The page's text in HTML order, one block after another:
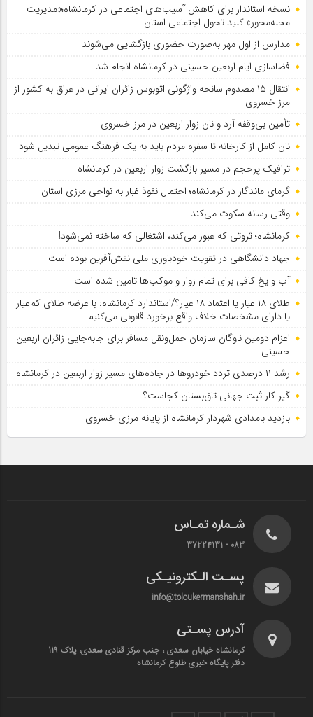
نسخه استاندار برای کاهش آسیب‌های اجتماعی در کرمانشاه؛«مدیریت
محله‌محور» کلید تحول اجتماعی استان
مدارس از اول مهر به‌صورت حضوری بازگشایی می‌شوند
فضاسازی ایام اربعین حسینی در کرمانشاه انجام شد
انتقال ۱۵ مصدوم سانحه واژگونی اتوبوس زائران ایرانی در عراق به کشور از
مرز خسروی
تأمین بی‌وقفه آرد و نان زوار اربعین در مرز خسروی
نان کامل از کارخانه تا سفره مردم باید به یک فرهنگ عمومی تبدیل شود
ترافیک پرحجم در مسیر بازگشت زوار اربعین در کرمانشاه
گرمای ماندگار در کرمانشاه؛ احتمال نفوذ غبار به نواحی مرزی استان
وقتی رسانه سکوت می‌کند…
کرمانشاه؛ ثروتی که عبور می‌کند، اشتغالی که ساخته نمی‌شود!
جهاد دانشگاهی در تقویت خودباوری ملی نقش‌آفرین بوده است
آب و یخ کافی برای تمام زوار و موکب‌ها تامین شده است
طلای ۱۸ عیار یا اعتماد ۱۸ عیار؟/استاندارد کرمانشاه: با عرضه طلای کم‌عیار
یا دارای مشخصات خلاف واقع برخورد قانونی می‌کنیم
اعزام دومین ناوگان سازمان حمل‌ونقل مسافر برای جابه‌جایی زائران اربعین
حسینی
رشد ۱۱ درصدی تردد خودروها در جاده‌های مسیر زوار اربعین در کرمانشاه
گیر کار ثبت جهانی تاق‌بستان کجاست؟
بازدید بامدادی شهردار کرمانشاه از پایانه مرزی خسروی
شـماره تمـاس
083 - 37224131
پسـت الـکترونیـکی
info@toloukermanshah.ir
آدرس پسـتی
کرمانشاه خیابان سعدی ، جنب مرکز قنادی سعدی، پلاک 119
دفتر پایگاه خبری طلوع کرمانشاه